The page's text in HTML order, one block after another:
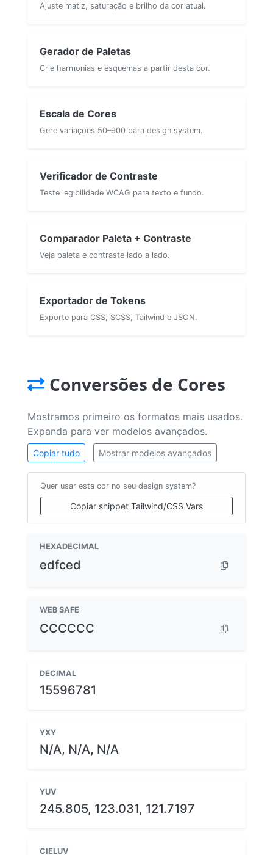
Ajuste matiz, saturação e brilho da cor atual.
Gerador de Paletas
Crie harmonias e esquemas a partir desta cor.
Escala de Cores
Gere variações 50–900 para design system.
Verificador de Contraste
Teste legibilidade WCAG para texto e fundo.
Comparador Paleta + Contraste
Veja paleta e contraste lado a lado.
Exportador de Tokens
Exporte para CSS, SCSS, Tailwind e JSON.
Conversões de Cores
Mostramos primeiro os formatos mais usados.
Expanda para ver modelos avançados.
Copiar tudo Mostrar modelos avançados
Quer usar esta cor no seu design system?
Copiar snippet Tailwind/CSS Vars
HEXADECIMAL
edfced
WEB SAFE
CCCCCC
DECIMAL
15596781
YXY
N/A, N/A, N/A
YUV
245.805, 123.031, 121.7197
CIELUV